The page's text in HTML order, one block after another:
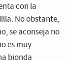
con la
No obstante,
se aconseja no
es muy
bionda